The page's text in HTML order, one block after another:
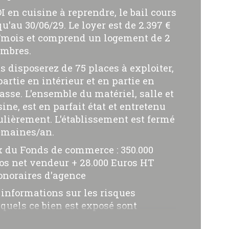
Valeurs
(m²)
en cuisine à reprendre, le bail cours
30/06/29. Le loyer est de 2.397 €
et comprend un logement de 2
disposerez de 75 places à exploiter,
en intérieur et en partie en
L'ensemble du matériel, salle et
est en parfait état et entretenu
L'établissement est fermé
an.
du Fonds de commerce : 350.000
net vendeur + 28.000 Euros HT
d'agence
informations sur les risques
ce bien est exposé sont